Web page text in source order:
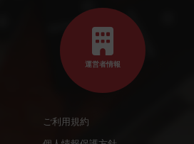
運営者情報
ご利用規約